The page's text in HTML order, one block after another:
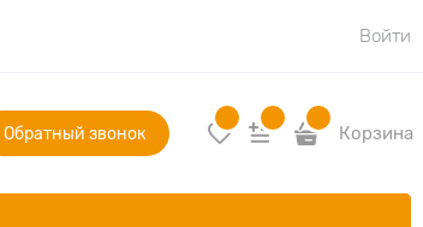
Войти
Обратный звонок Корзина